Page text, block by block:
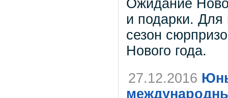
Ожидание
и подарки.
сезон
Нового года.
27.12.2016